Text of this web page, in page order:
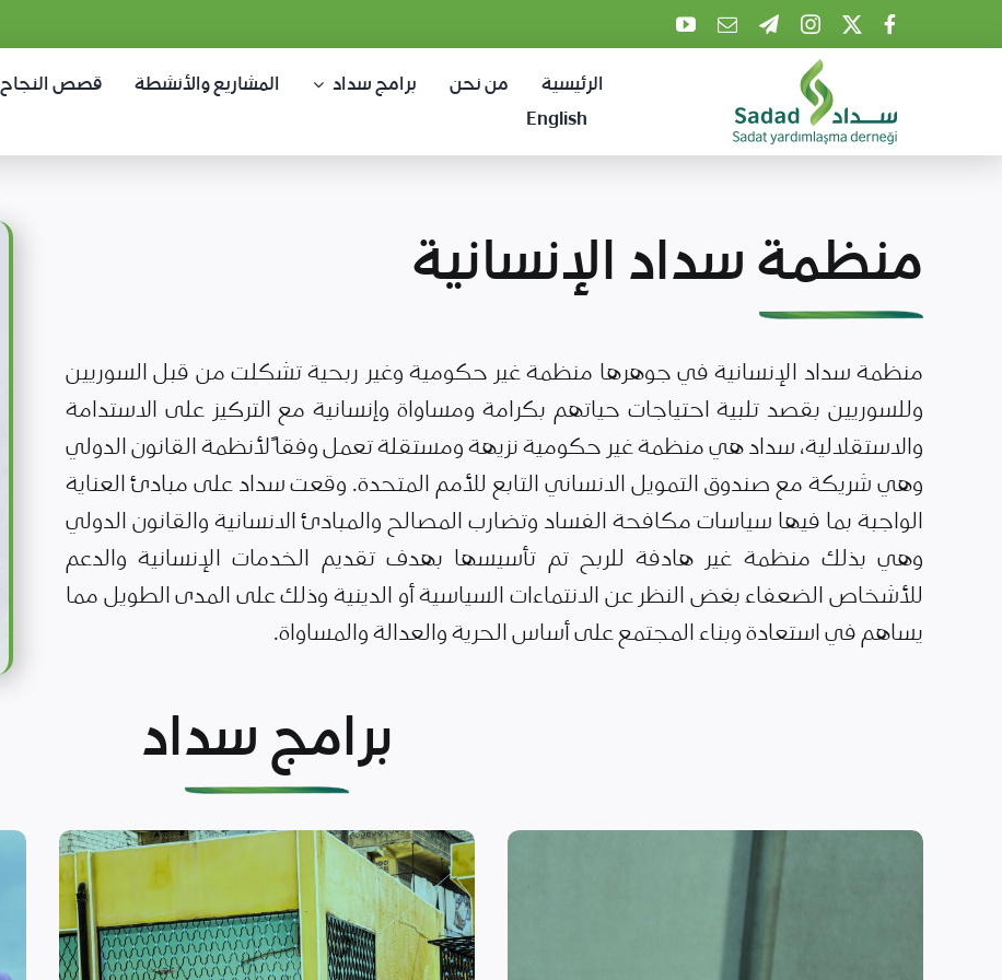
to
الرئيسية من نحن برامج سداد المشاريع والأنشطة قصص النجاح
English
منظمة سداد الإنسانية
منظمة سداد الإنسانية في جوهرها منظمة غير حكومية وغير ربحية تشكلت من قبل السوريين
وللسوريين بقصد تلبية احتياجات حياتهم بكرامة ومساواة وإنسانية مع التركيز على الاستدامة
والاستقلالية، سداد هي منظمة غير حكومية نزيهة ومستقلة تعمل وفقاً لأنظمة القانون الدولي
وهي شريكة مع صندوق التمويل الانساني التابع للأمم المتحدة. وقعت سداد على مبادئ العناية
الواجبة بما فيها سياسات مكافحة الفساد وتضارب المصالح والمبادئ الانسانية والقانون الدولي
وهي بذلك منظمة غير هادفة للربح تم تأسيسها بهدف تقديم الخدمات الإنسانية والدعم
للأشخاص الضعفاء بغض النظر عن الانتماءات السياسية أو الدينية وذلك على المدى الطويل مما
يساهم في استعادة وبناء المجتمع على أساس الحرية والعدالة والمساواة.
برامج سداد
الأمن الغذائي وسبل
العيش اقرأ المزيد